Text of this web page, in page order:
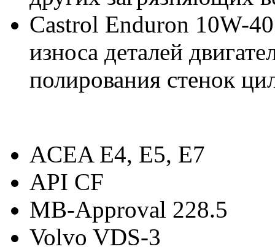
Castrol Enduron 10W-
износа деталей
полирования стенок
ACEA E4, E5, E7
API CF
MB-Approval 228.5
Volvo VDS-3